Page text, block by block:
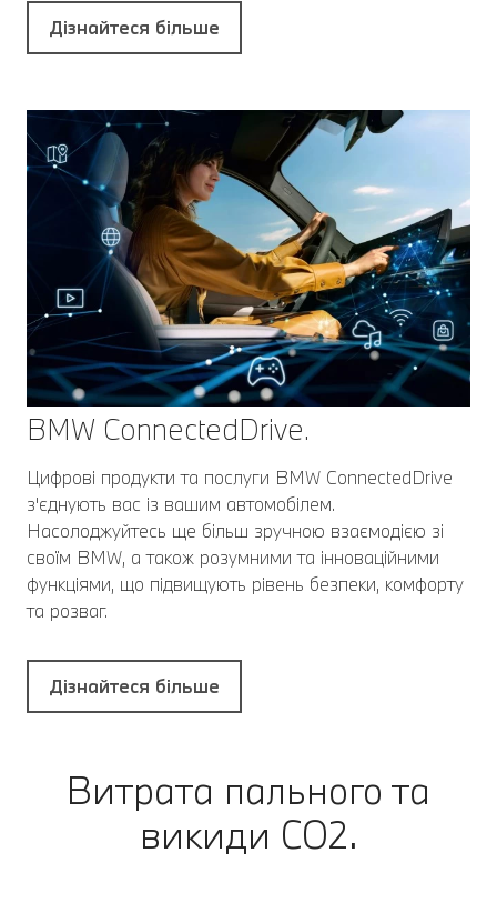
Дізнайтеся більше
BMW ConnectedDrive.
Цифрові продукти та послуги BMW ConnectedDrive
з'єднують вас із вашим автомобілем.
Насолоджуйтесь ще більш зручною взаємодією зі
своїм BMW, а також розумними та інноваційними
функціями, що підвищують рівень безпеки, комфорту
та розваг.
Дізнайтеся більше
Витрата пального та
викиди CO2.